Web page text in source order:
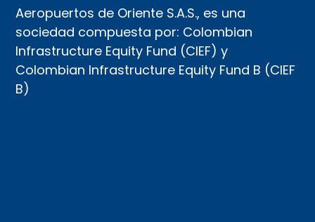
Aeropuertos de Oriente S.A.S., es una
sociedad compuesta por: Colombian
Infrastructure Equity Fund (CIEF) y
Colombian Infrastructure Equity Fund B (CIEF
B)